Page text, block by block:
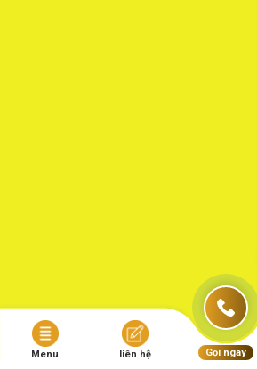
Menu liên hệ Gọi ngay